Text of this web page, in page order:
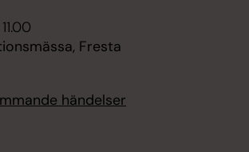
Fresta
händelser